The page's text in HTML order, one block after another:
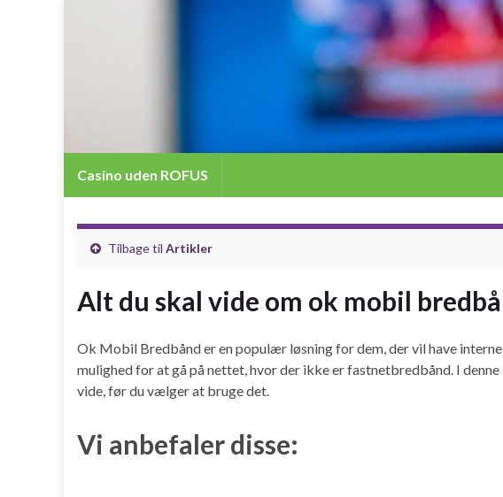
Casino uden ROFUS
Tilbage til Artikler
Alt du skal vide om ok mobil
Ok Mobil Bredbånd er en populær løsning for dem, der vil have
mulighed for at gå på nettet, hvor der ikke er fastnetbredbånd. I
vide, før du vælger at bruge det.
Vi anbefaler disse: